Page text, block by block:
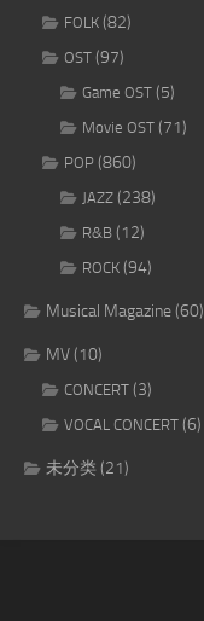
FOLK (82)
OST (97)
Game OST (5)
Movie OST (71)
POP (860)
JAZZ (238)
R&B (12)
ROCK (94)
Musical Magazine(60)
MV(10)
CONCERT (3)
VOCAL CONCERT (6)
未分类(21)